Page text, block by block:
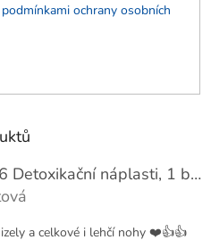
podmínkami ochrany osobních
KINOKI SC1006 Detoxikační náplasti, 1 balení - 10 ks
4 z 5 hvězdiček.
a celkové i lehčí nohy ❤️👍👍